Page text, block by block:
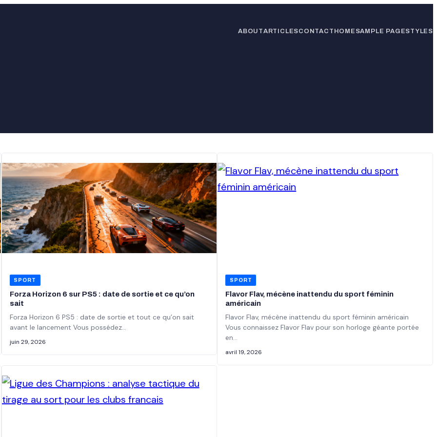
ABOUTARTICLESCONTACT HOME SAMPLE PAGESTYLES
SPORT
Forza Horizon 6 sur PS5 : date de sortie et ce qu’on
sait
Forza Horizon 6 PS5 : date de sortie et tout ce qu’on sait
avant le lancement Vous possédez…
juin 29, 2026
SPORT
Flavor Flav, mécène inattendu du sport féminin
américain
Flavor Flav, mécène inattendu du sport féminin américain
Vous connaissez Flavor Flav pour son horloge géante portée
en…
avril 19, 2026